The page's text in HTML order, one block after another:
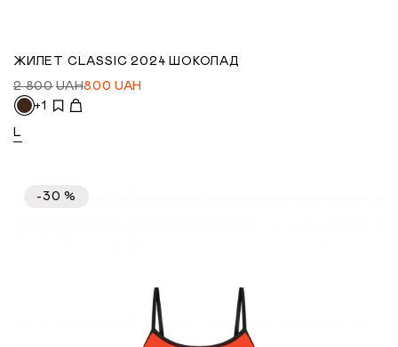
ЖИЛЕТ CLASSIC 2024 ШОКОЛАД
2 800 UAH800 UAH
+1
L
-30 %